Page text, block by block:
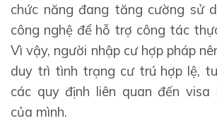
chức năng đang tăng cường sử
công nghệ để hỗ trợ công tác
Vì vậy, người nhập cư hợp pháp
duy trì tình trạng cư trú hợp lệ,
các quy định liên quan đến visa
của mình.